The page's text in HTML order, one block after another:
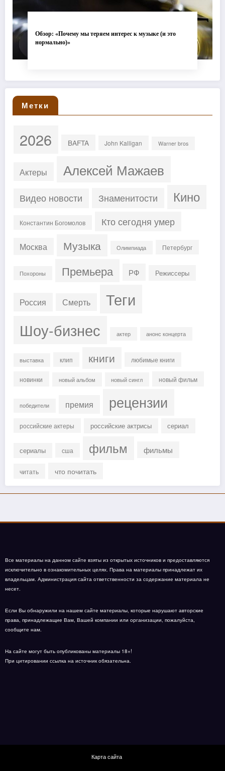
Обзор: «Почему мы теряем интерес к музыке (и это
нормально)»
Метки
2026 BAFTA John Kalligan Warner bros
Актеры Алексей Мажаев
Видео новости Знаменитости Кино
Константин Богомолов Кто сегодня умер
Москва Музыка Олимпиада Петербург
Похороны Премьера РФ Режиссеры
Россия Смерть Теги
Шоу-бизнес актер анонс концерта
выставка клип книги любимые книги
новинки новый альбом новый сингл новый фильм
победители премия рецензии
российские актеры российские актрисы сериал
сериалы сша фильм фильмы
читать что почитать
Все материалы на данном сайте взяты из открытых источников и предоставляются
исключительно в ознакомительных целях. Права на материалы принадлежат их
владельцам. Администрация сайта ответственности за содержание материала не
несет.
Если Вы обнаружили на нашем сайте материалы, которые нарушают авторские
права, принадлежащие Вам, Вашей компании или организации, пожалуйста,
сообщите нам.
На сайте могут быть опубликованы материалы 18+!
При цитировании ссылка на источник обязательна.
Карта сайта